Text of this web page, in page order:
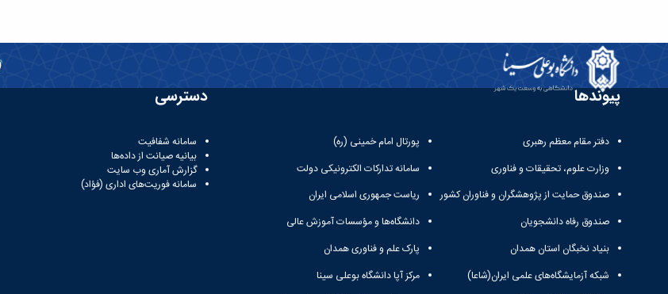
پیوندها
دفتر مقام معظم رهبری
وزارت علوم، تحقیقات و فناوری
صندوق حمایت از پژوهشگران و فناوران کشور
صندوق رفاه دانشجویان
بنیاد نخبگان استان همدان
شبکه آزمایشگاه‌های علمی ایران(شاعا)
پورتال امام خمینی (ره)
سامانه تدارکات الکترونیکی دولت
ریاست جمهوری اسلامی ایران
دانشگاه‌ها و مؤسسات آموزش عالی
پارک علم و فناوری همدان
مرکز آپا دانشگاه بوعلی سینا
دسترسی
سامانه شفافیت
بیانیه صیانت از داده‌ها
گزارش آماری وب‌ سایت
سامانه فوریت‌های اداری (فؤاد)